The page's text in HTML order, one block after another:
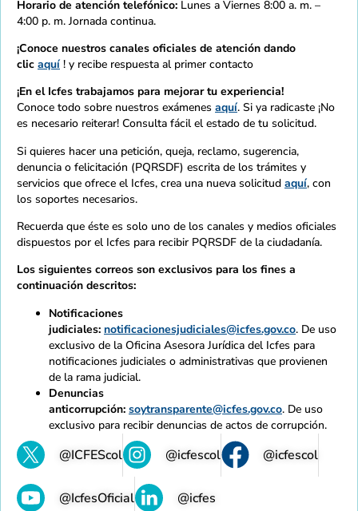
Horario de atención telefónico: Lunes a Viernes 8:00 a. m. –
4:00 p. m. Jornada continua.
¡Conoce nuestros canales oficiales de atención dando
clic aquí ! y recibe respuesta al primer contacto
¡En el Icfes trabajamos para mejorar tu experiencia!
Conoce todo sobre nuestros exámenes aquí. Si ya radicaste ¡No
es necesario reiterar! Consulta fácil el estado de tu solicitud.
Si quieres hacer una petición, queja, reclamo, sugerencia,
denuncia o felicitación (PQRSDF) escrita de los trámites y
servicios que ofrece el Icfes, crea una nueva solicitud aquí, con
los soportes necesarios.
Recuerda que éste es solo uno de los canales y medios oficiales
dispuestos por el Icfes para recibir PQRSDF de la ciudadanía.
Los siguientes correos son exclusivos para los fines a
continuación descritos:
Notificaciones
judiciales: notificacionesjudiciales@icfes.gov.co. De uso
exclusivo de la Oficina Asesora Jurídica del Icfes para
notificaciones judiciales o administrativas que provienen
de la rama judicial.
Denuncias
anticorrupción: soytransparente@icfes.gov.co. De uso
exclusivo para recibir denuncias de actos de corrupción.
@ICFEScol @icfescol @icfescol
@IcfesOficial @icfes